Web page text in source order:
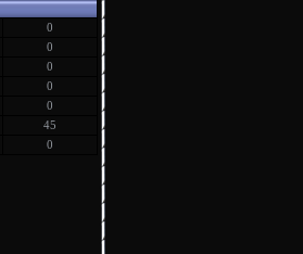
0
0
0
0
0
45
0